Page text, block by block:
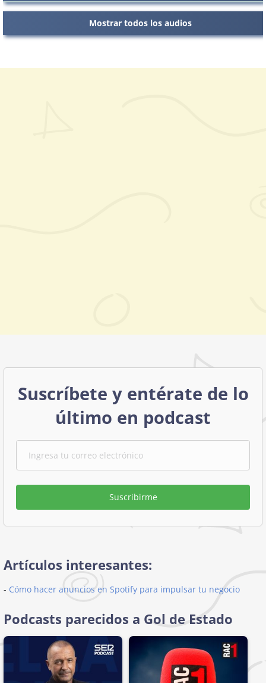
Mostrar todos los audios
Suscríbete y entérate de lo
último en podcast
Suscribirme
Artículos interesantes:
- Cómo hacer anuncios en Spotify para impulsar tu negocio
Podcasts parecidos a Gol de Estado